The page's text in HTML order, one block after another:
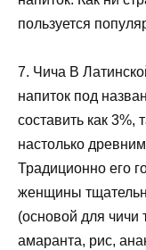
пользуется
7. Чича В
напиток под
составить как 3%,
настолько
Традиционно его
женщины
(основой для чичи
амаранта, рис,